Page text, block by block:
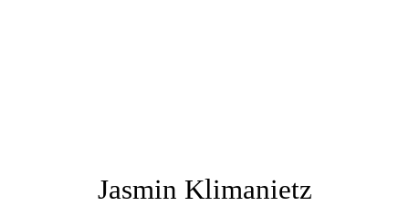
Jasmin Klimanietz